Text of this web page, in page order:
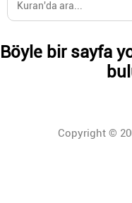
Böyle bir sayfa
Copyright ©